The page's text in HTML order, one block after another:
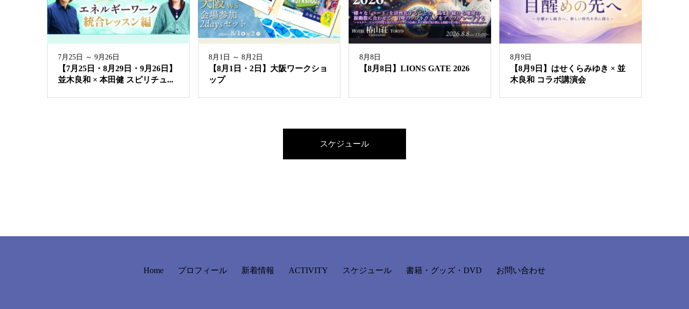
7月25日 ～ 9月26日
【7月25日・8月29日・9月26日】
並木良和 × 本田健 スピリチュ...
8月1日 ～ 8月2日
【8月1日・2日】大阪ワークショ
ップ
8月8日
【8月8日】LIONS GATE 2026
8月9日
【8月9日】はせくらみゆき × 並
木良和 コラボ講演会
スケジュール
Home プロフィール 新着情報 ACTIVITY スケジュール 書籍・グッズ・DVD お問い合わせ